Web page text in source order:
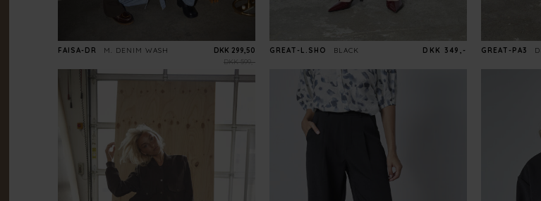
FAISA-DR
M. DENIM WASH
DKK 599,-
DKK 299,50 GREAT-L.SHO BLACK DKK 349,- GREAT-PA3